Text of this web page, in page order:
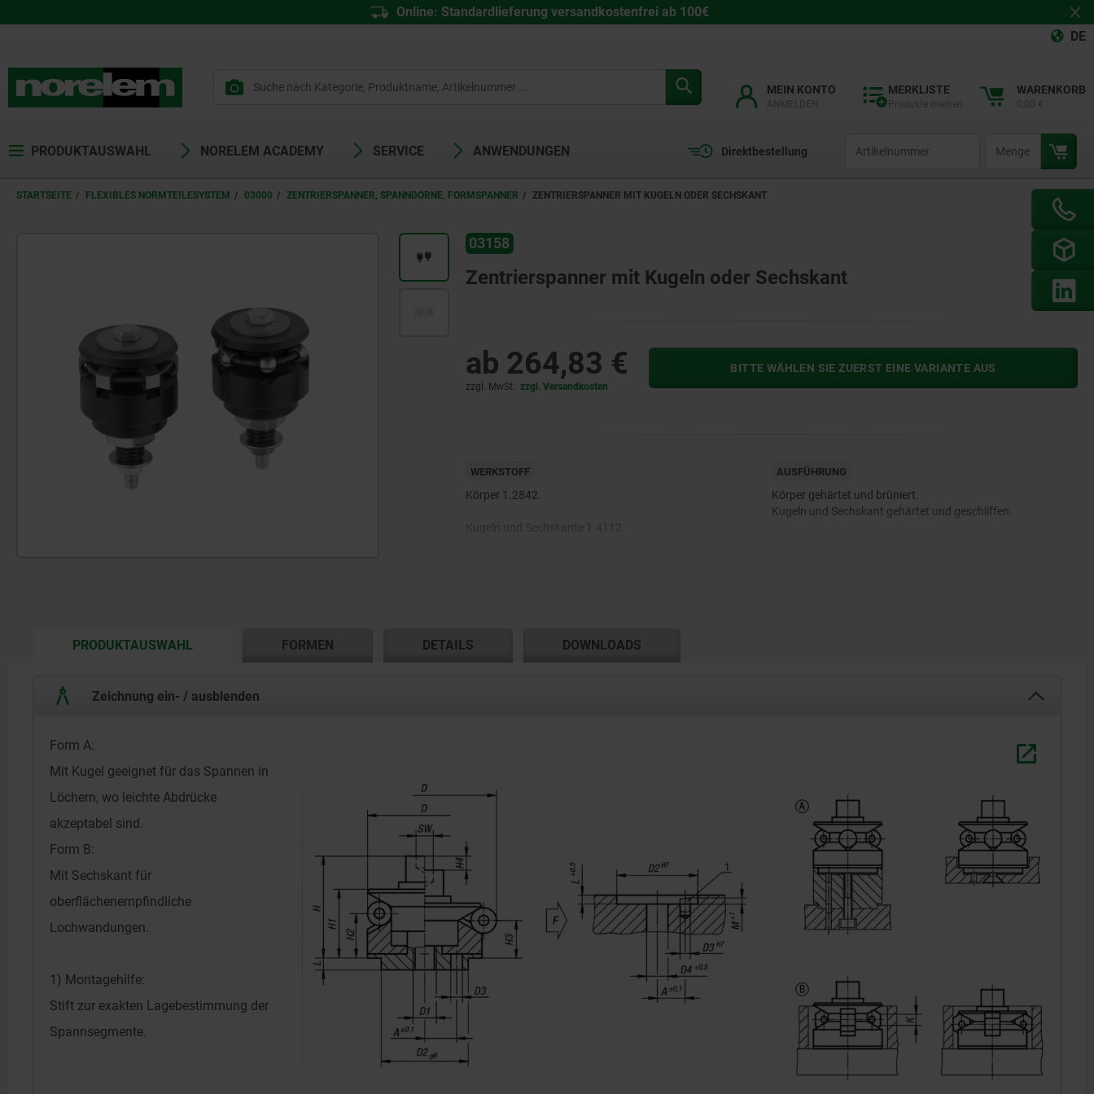
Online: Standardlieferung versandkostenfrei ab 100€
DE
MEIN KONTO MERKLISTE WARENKORB
PRODUKTAUSWAHL NORELEM ACADEMY SERVICE ANWENDUNGEN Direktbestellung
STARTSEITE FLEXIBLES NORMTEILESYSTEM 03000 ZENTRIERSPANNER, SPANNDORNE, FORMSPANNER ZENTRIERSPANNER MIT KUGELN ODER SECHSKANT
03158
Zentrierspanner mit Kugeln oder Sechskant
ab 264,83 €
zzgl. MwSt. zzgl. Versandkosten
BITTE WÄHLEN SIE ZUERST EINE VARIANTE AUS
WERKSTOFF
Körper 1.2842.
AUSFÜHRUNG
Körper gehärtet und brüniert.
Kugeln und Sechskant gehärtet und geschliffen.
PRODUKTAUSWAHL FORMEN DETAILS DOWNLOADS
Zeichnung ein- / ausblenden
Form A:
Mit Kugel geeignet für das Spannen in
Löchern, wo leichte Abdrücke
akzeptabel sind.
Form B:
Mit Sechskant für
oberflächenempfindliche
Lochwandungen.
1) Montagehilfe:
Stift zur exakten Lagebestimmung der
Spannsegmente.